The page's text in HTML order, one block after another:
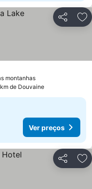
Partilhar
montanhas
de Douvaine
Ver preços
Partilhar